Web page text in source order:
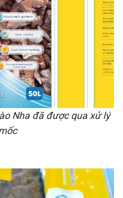
Nha đã được qua xử lý